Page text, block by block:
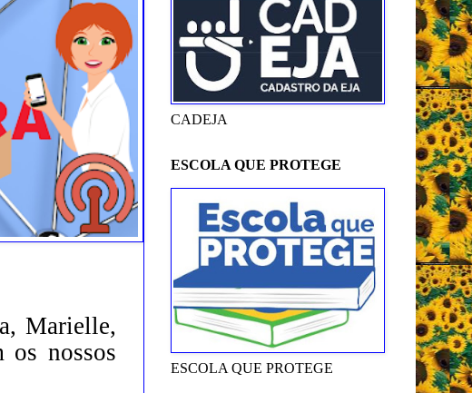
Marielle,
os nossos
CADEJA
ESCOLA QUE PROTEGE
ESCOLA QUE PROTEGE